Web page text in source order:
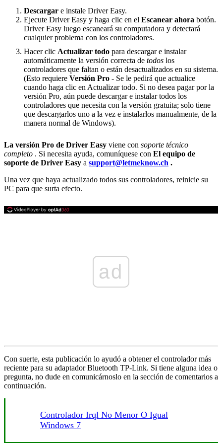
Descargar e instale Driver Easy.
Ejecute Driver Easy y haga clic en el Escanear ahora botón.
Driver Easy luego escaneará su computadora y detectará
cualquier problema con los controladores.
Hacer clic Actualizar todo para descargar e instalar
automáticamente la versión correcta de todos los
controladores que faltan o están desactualizados en su sistema.
(Esto requiere Versión Pro - Se le pedirá que actualice
cuando haga clic en Actualizar todo. Si no desea pagar por la
versión Pro, aún puede descargar e instalar todos los
controladores que necesita con la versión gratuita; solo tiene
que descargarlos uno a la vez e instalarlos manualmente, de la
manera normal de Windows).
La versión Pro de Driver Easy viene con soporte técnico
completo . Si necesita ayuda, comuníquese con El equipo de
soporte de Driver Easy a support@letmeknow.ch .
Una vez que haya actualizado todos sus controladores, reinicie su
PC para que surta efecto.
ad
Con suerte, esta publicación lo ayudó a obtener el controlador más
reciente para su adaptador Bluetooth TP-Link. Si tiene alguna idea o
pregunta, no dude en comunicárnoslo en la sección de comentarios a
continuación.
Controlador Irql No Menor O Igual
Windows 7